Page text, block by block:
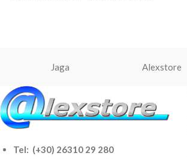
Jaga
Alexstore
Tel: (+30) 26310 29 280